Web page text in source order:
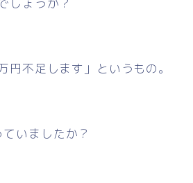
しょうか？
不足します」というもの。
いましたか？